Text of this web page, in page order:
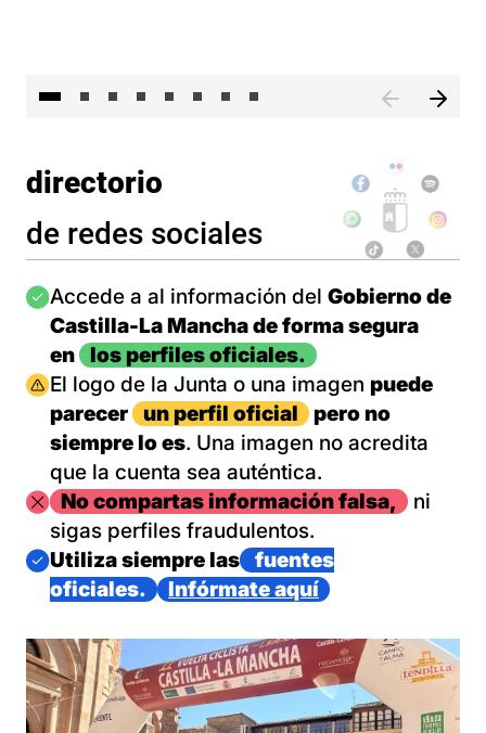
directorio
de redes sociales
Imagen
Accede a al información del Gobierno de
Castilla-La Mancha de forma segura
en
los perfiles oficiales.
Imagen
El logo de la Junta o una imagen puede
parecer
un perfil oficial
pero no
siempre lo es. Una imagen no acredita
que la cuenta sea auténtica.
ImagenNo compartas información falsa,
ni
sigas perfiles fraudulentos.
Imagen
Utiliza siempre las
fuentes
oficiales.
Infórmate aquí